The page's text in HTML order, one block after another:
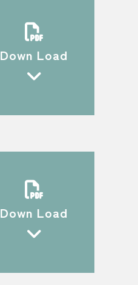
Down Load
Down Load